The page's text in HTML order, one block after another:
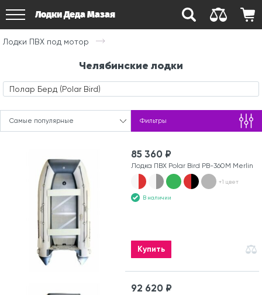
Лодки Деда Мазая
Лодки ПВХ под мотор
Челябинские лодки
Полар Берд (Polar Bird)
Самые популярные Фильтры
85 360 ₽
Лодка ПВХ Polar Bird PB-360M Merlin
+1 цвет
В наличии
Купить
92 620 ₽